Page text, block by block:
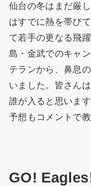
仙台の冬はまだ厳
はすでに熱を帯び
て若手の更なる飛
島・金武でのキャ
テランから、鼻息
いました。皆さん
誰が入ると思いま
予想もコメントで
GO!